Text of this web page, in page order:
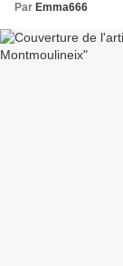
Par Emma666